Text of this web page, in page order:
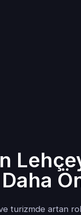
turizmde artan